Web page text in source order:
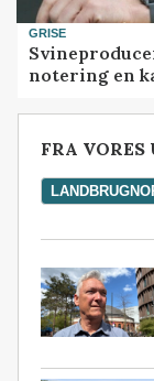
GRISE
notering en
FRA VORES